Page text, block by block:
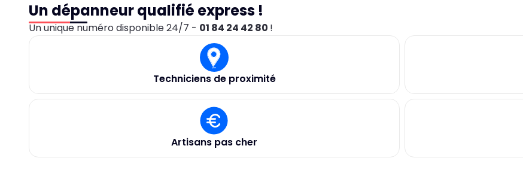
Un dépanneur qualifié express !
Un unique numéro disponible 24/7 - 01 84 24 42 80 !
Techniciens de proximité
Artisans pas cher